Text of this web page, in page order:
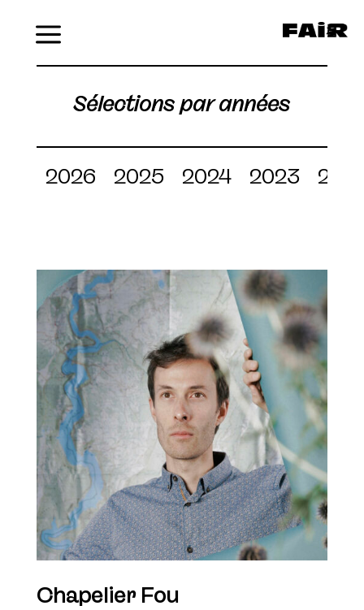
Sélections par années
2026 2025 2024 2023
Chapelier Fou